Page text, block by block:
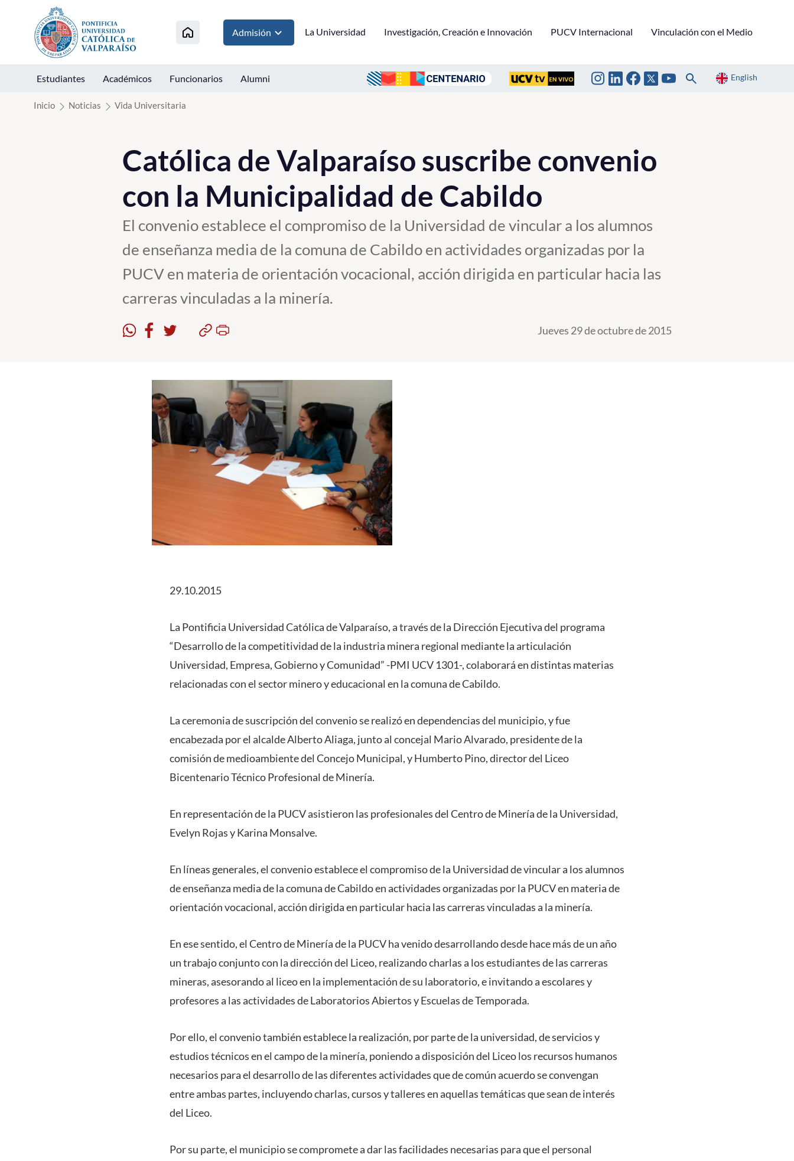
Click acá para ir directamente al contenido
Admisión La Universidad Investigación, Creación e Innovación PUCV Internacional Vinculación con el Medio
Estudiantes Académicos Funcionarios Alumni English
Inicio Noticias Vida Universitaria
Católica de Valparaíso suscribe convenio
con la Municipalidad de Cabildo
El convenio establece el compromiso de la Universidad de vincular a los alumnos
de enseñanza media de la comuna de Cabildo en actividades organizadas por la
PUCV en materia de orientación vocacional, acción dirigida en particular hacia las
carreras vinculadas a la minería.
Jueves 29 de octubre de 2015
29.10.2015
La Pontificia Universidad Católica de Valparaíso, a través de la Dirección Ejecutiva del programa
“Desarrollo de la competitividad de la industria minera regional mediante la articulación
Universidad, Empresa, Gobierno y Comunidad” -PMI UCV 1301-, colaborará en distintas materias
relacionadas con el sector minero y educacional en la comuna de Cabildo.
La ceremonia de suscripción del convenio se realizó en dependencias del municipio, y fue
encabezada por el alcalde Alberto Aliaga, junto al concejal Mario Alvarado, presidente de la
comisión de medioambiente del Concejo Municipal, y Humberto Pino, director del Liceo
Bicentenario Técnico Profesional de Minería.
En representación de la PUCV asistieron las profesionales del Centro de Minería de la Universidad,
Evelyn Rojas y Karina Monsalve.
En líneas generales, el convenio establece el compromiso de la Universidad de vincular a los alumnos
de enseñanza media de la comuna de Cabildo en actividades organizadas por la PUCV en materia de
orientación vocacional, acción dirigida en particular hacia las carreras vinculadas a la minería.
En ese sentido, el Centro de Minería de la PUCV ha venido desarrollando desde hace más de un año
un trabajo conjunto con la dirección del Liceo, realizando charlas a los estudiantes de las carreras
mineras, asesorando al liceo en la implementación de su laboratorio, e invitando a escolares y
profesores a las actividades de Laboratorios Abiertos y Escuelas de Temporada.
Por ello, el convenio también establece la realización, por parte de la universidad, de servicios y
estudios técnicos en el campo de la minería, poniendo a disposición del Liceo los recursos humanos
necesarios para el desarrollo de las diferentes actividades que de común acuerdo se convengan
entre ambas partes, incluyendo charlas, cursos y talleres en aquellas temáticas que sean de interés
del Liceo.
Por su parte, el municipio se compromete a dar las facilidades necesarias para que el personal